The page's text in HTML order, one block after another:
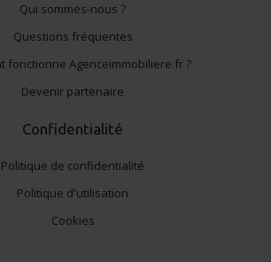
Qui sommes-nous ?
Questions fréquentes
fonctionne Agenceimmobiliere.fr ?
Devenir partenaire
Confidentialité
Politique de confidentialité
Politique d'utilisation
Cookies